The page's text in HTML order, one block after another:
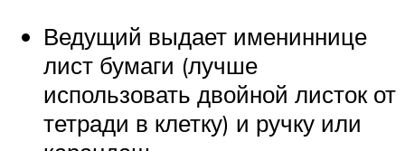
Ведущий выдает имениннице
лист бумаги (лучше
использовать двойной листок от
тетради в клетку) и ручку или